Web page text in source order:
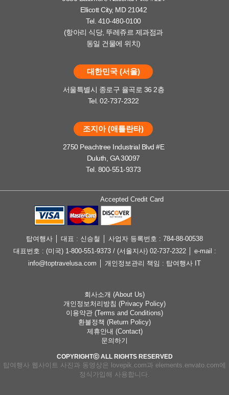
Ellicott City, MD 21042
Tel. 410-480-0100
(항아리 식당, 뚜레쥬르 제과점과
동일 건물에 위치)
대한민국 (서울)
서울특별시 종로구 율곡로 36 2층
Tel. 02-737-2322
조지아 (애틀란타)
2750 Peachtree Industrial Blvd #E
Duluth, GA 30097
Tel. 800-551-9373
Accepted Credit Card
탑여행사 │ 대표 : 신승철 │ 사업자 등록번호 : 784-88-00538
대표번호 : (미국) 1-800-551-9373 / (서울지사) 02-737-2322 │ e-mail :
info@toptravelusa.com │ 개인정보관리 책임 : 탑여행사 IT
회사소개 (About Us)
개인정보처리방침 (Privacy Policy)
이용약관 (Terms and Conditions)
환불정책 (Return Policy)
제휴안내 (Contact)
문의하기
COPYRIGHTⓒ ALL RIGHTS RESERVED
탑여행사 웹사이트 사진과 동영상은 lovepik.com과 elements.envato.com에
정식가입해 사용합니다.